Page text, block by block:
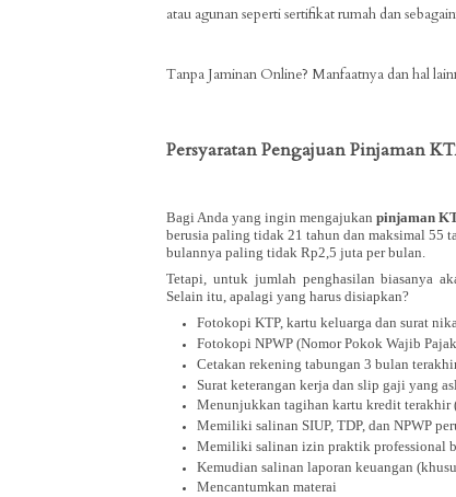
atau agunan seperti sertifikat rumah dan
Tanpa Jaminan Online? Manfaatnya dan hal
Persyaratan Pengajuan Pinjaman
Bagi Anda yang ingin mengajukan pinjaman
berusia paling tidak 21 tahun dan maksimal 55
bulannya paling tidak Rp2,5 juta per bulan.
Tetapi, untuk jumlah penghasilan biasanya
Selain itu, apalagi yang harus disiapkan?
Fotokopi KTP, kartu keluarga dan surat
Fotokopi NPWP (Nomor Pokok Wajib
Cetakan rekening tabungan 3 bulan
Surat keterangan kerja dan slip gaji yang
Menunjukkan tagihan kartu kredit
Memiliki salinan SIUP, TDP, dan NPWP
Memiliki salinan izin praktik professional
Kemudian salinan laporan keuangan
Mencantumkan materai